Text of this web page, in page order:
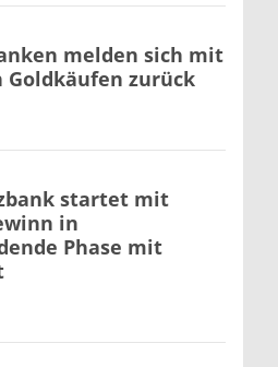
melden sich mit
zurück
startet mit
in
Phase mit